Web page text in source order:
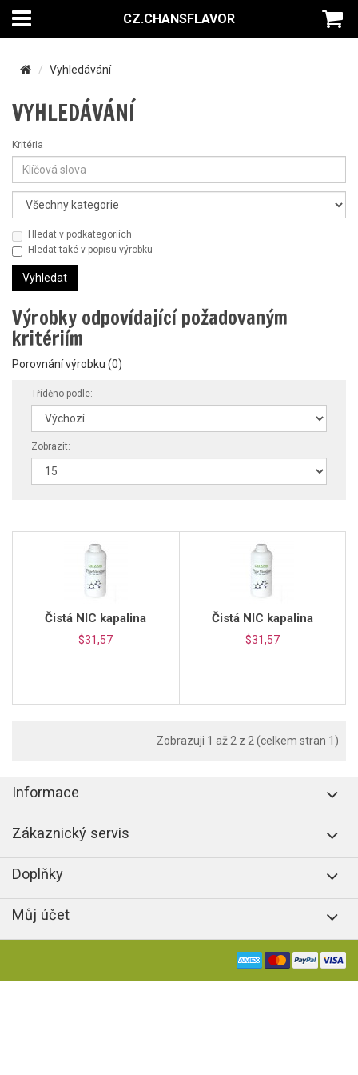
CZ.CHANSFLAVOR
Vyhledávání
VYHLEDÁVÁNÍ
Kritéria
Hledat v podkategoriích
Hledat také v popisu výrobku
Výrobky odpovídající požadovaným
kritériím
Porovnání výrobku (0)
Tříděno podle:
Zobrazit:
Čistá NIC kapalina
$31,57
Čistá NIC kapalina
$31,57
Zobrazuji 1 až 2 z 2 (celkem stran 1)
Informace
Zákaznický servis
Doplňky
Můj účet